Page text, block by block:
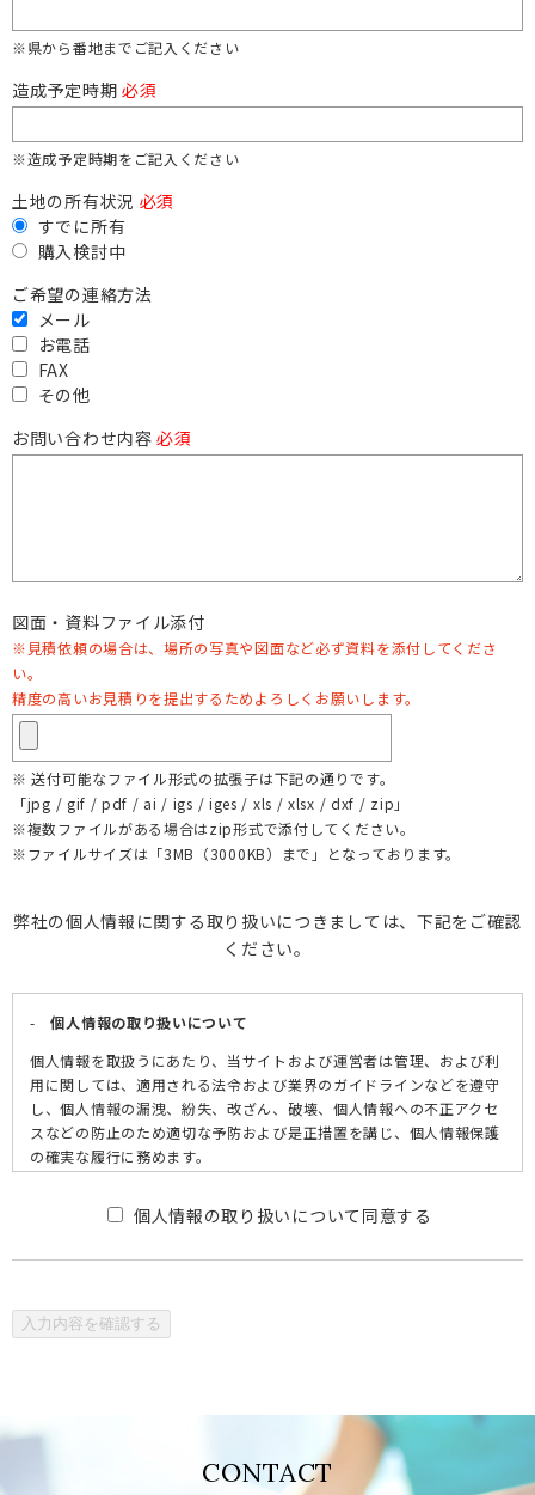
※県から番地までご記入ください
造成予定時期 必須
※造成予定時期をご記入ください
土地の所有状況 必須
すでに所有
購入検討中
ご希望の連絡方法
メール
お電話
FAX
その他
お問い合わせ内容必須
図面・資料ファイル添付
※見積依頼の場合は、場所の写真や図面など必ず資料を添付してくださ
い。
精度の高いお見積りを提出するためよろしくお願いします。
※ 送付可能なファイル形式の拡張子は下記の通りです。
「jpg / gif / pdf / ai / igs / iges / xls / xlsx / dxf / zip」
※複数ファイルがある場合はzip形式で添付してください。
※ファイルサイズは「3MB（3000KB）まで」となっております。
弊社の個人情報に関する取り扱いにつきましては、下記をご確認
ください。
-個人情報の取り扱いについて
個人情報を取扱うにあたり、当サイトおよび運営者は管理、および利
用に関しては、適用される法令および業界のガイドラインなどを遵守
し、個人情報の漏洩、紛失、改ざん、破壊、個人情報への不正アクセ
スなどの防止のため適切な予防および是正措置を講じ、個人情報保護
の確実な履行に務めます。
させていただき、個人情報を利用し提供する場合、予め明示した利用
弊社では、個人情報に関する個人の権利を尊重し、お客様が、ご自身
応してまいります。また、お客様の個人情報に誤りや訂正が生じた場
合にも、ご自身であるとの確認をさせていただきました上で、合理的
な範囲内で訂正と削除をおこなってまいります。
個人情報の取り扱いについて同意する
CONTACT